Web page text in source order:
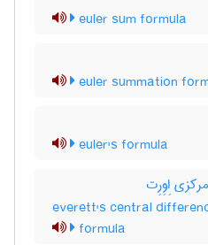
euler sum formula
euler summation
euler's formula
اِوِرِت
everett's central
formula